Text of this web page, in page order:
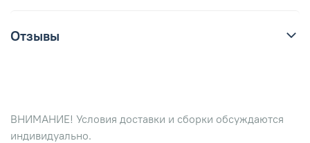
Отзывы
ВНИМАНИЕ! Условия доставки и сборки обсуждаются
индивидуально.